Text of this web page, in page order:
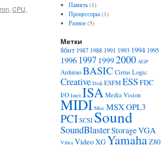
, CPU,
Память(1)
Процессоры(1)
Разное(5)
Метки
8бит 1987 1988 1991 1993 1994 1995
1996 1997 1999 2000 AGP
ArduinoBASIC Cirrus Logic
Creative Disk ESFMESS FDC
I/O Intel ISAMedia Vision
MIDI Misc MSXOPL3
PCISCSISound
SoundBlasterStorageVGA
Vibra VideoXGYamahaZ80